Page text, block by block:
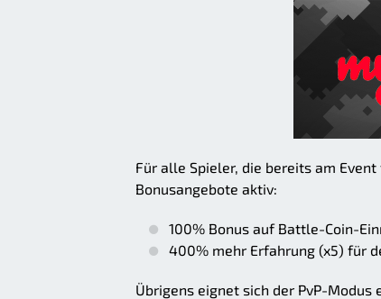
Für alle Spieler, die bereits am
Bonusangebote aktiv:
100% Bonus auf Battle-Coin-
400% mehr Erfahrung (x5) für
Übrigens eignet sich der PvP-